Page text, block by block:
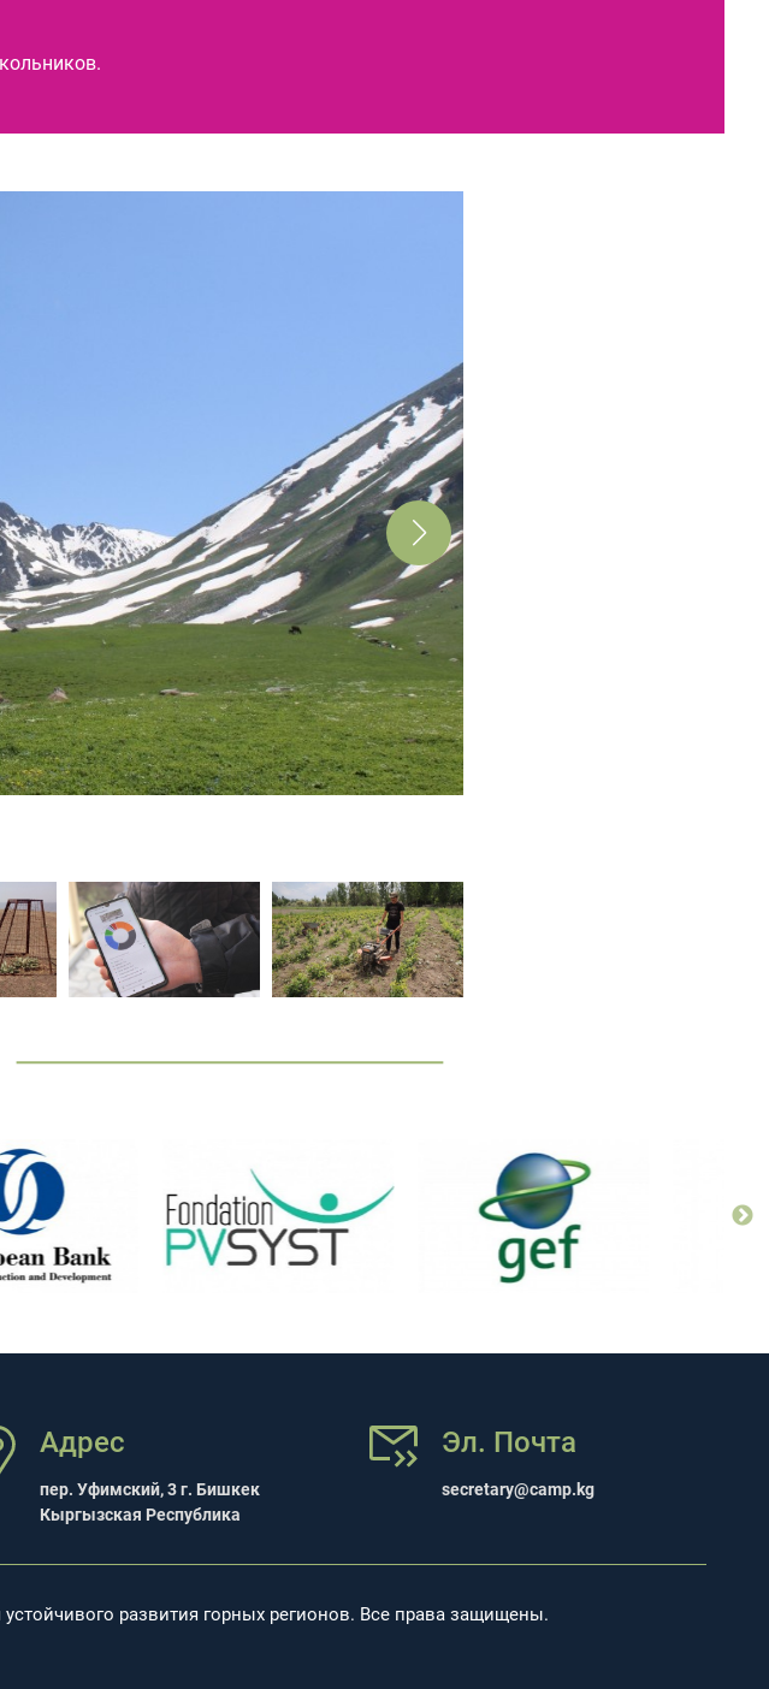
Адрес
пер. Уфимский, 3 г. Бишкек
Кыргызская Республика
Эл. Почта
secretary@camp.kg
развития горных регионов. Все права защищены.